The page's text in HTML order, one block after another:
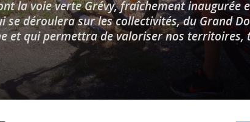
Hebdo39
la voie verte Grévy, fraîchement inaugurée
se déroulera sur les collectivités, du Grand
et qui permettra de valoriser nos territoires,